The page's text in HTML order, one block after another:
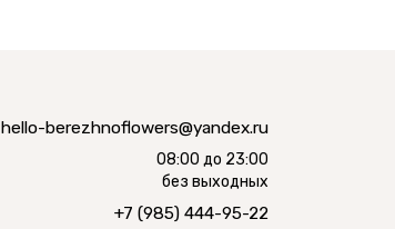
hello-berezhnoflowers@yandex.ru
08:00 до 23:00
без выходных
+7 (985) 444-95-22